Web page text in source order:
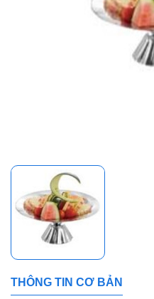
THÔNG TIN CƠ BẢNĐiều kiện: